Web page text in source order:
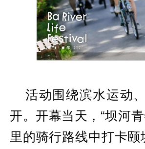
活动围绕滨水运动
开。开幕当天，“坝河
里的骑行路线中打卡